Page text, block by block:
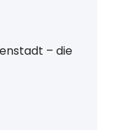
– die